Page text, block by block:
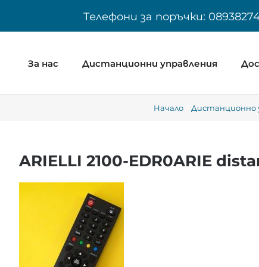
Телефони за поръчки:
За нас Дистанционни управления
Начало Дистанционно
ARIELLI 2100-EDR0ARIE